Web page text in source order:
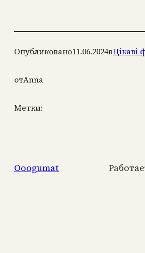
Опубликовано11.06.2024вЦікаві
отAnna
Метки:
Ooogumat